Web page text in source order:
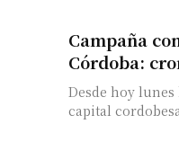
Campaña
Córdoba:
Desde hoy
capital